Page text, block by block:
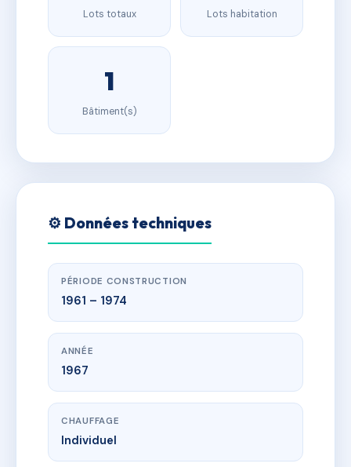
Lots totaux Lots habitation
1
Bâtiment(s)
⚙️ Données techniques
PÉRIODE CONSTRUCTION
1961 – 1974
ANNÉE
1967
CHAUFFAGE
Individuel